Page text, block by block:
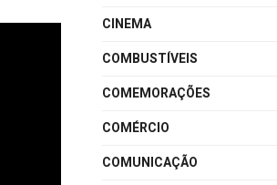
CINEMA
COMBUSTÍVEIS
COMEMORAÇÕES
COMÉRCIO
COMUNICAÇÃO